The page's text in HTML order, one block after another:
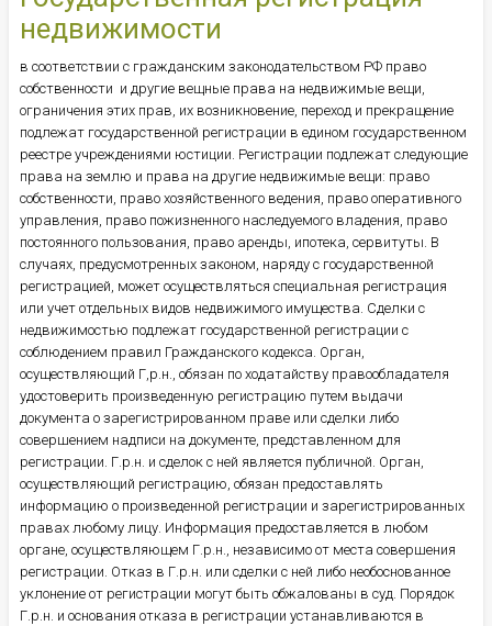
недвижимости
в соответствии с гражданским законодательством РФ право
собственности и другие вещные права на недвижимые вещи,
ограничения этих прав, их возникновение, переход и прекращение
подлежат государственной регистрации в едином государственном
реестре учреждениями юстиции. Регистрации подлежат следующие
права на землю и права на другие недвижимые вещи: право
собственности, право хозяйственного ведения, право оперативного
управления, право пожизненного наследуемого владения, право
постоянного пользования, право аренды, ипотека, сервитуты. В
случаях, предусмотренных законом, наряду с государственной
регистрацией, может осуществляться специальная регистрация
или учет отдельных видов недвижимого имущества. Сделки с
недвижимостью подлежат государственной регистрации с
соблюдением правил Гражданского кодекса. Орган,
осуществляющий Г,р.н., обязан по ходатайству правообладателя
удостоверить произведенную регистрацию путем выдачи
документа о зарегистрированном праве или сделки либо
совершением надписи на документе, представленном для
регистрации. Г.р.н. и сделок с ней является публичной. Орган,
осуществляющий регистрацию, обязан предоставлять
информацию о произведенной регистрации и зарегистрированных
правах любому лицу. Информация предоставляется в любом
органе, осуществляющем Г.р.н., независимо от места совершения
регистрации. Отказ в Г.р.н. или сделки с ней либо необоснованное
уклонение от регистрации могут быть обжалованы в суд. Порядок
Г.р.н. и основания отказа в регистрации устанавливаются в